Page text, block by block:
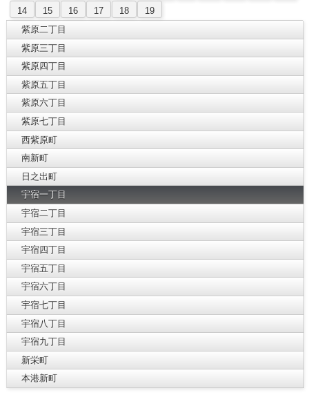
14
15 16 17 18
19
紫原二丁目
紫原三丁目
紫原四丁目
紫原五丁目
紫原六丁目
紫原七丁目
西紫原町
南新町
日之出町
宇宿一丁目
宇宿二丁目
宇宿三丁目
宇宿四丁目
宇宿五丁目
宇宿六丁目
宇宿七丁目
宇宿八丁目
宇宿九丁目
新栄町
本港新町